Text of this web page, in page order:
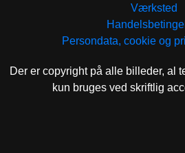
Værksted
Persondata, cookie og
Der er copyright på alle billeder, al
kun bruges ved skriftlig